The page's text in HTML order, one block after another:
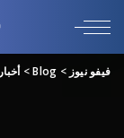
فيفو نيوز >
Blog
>